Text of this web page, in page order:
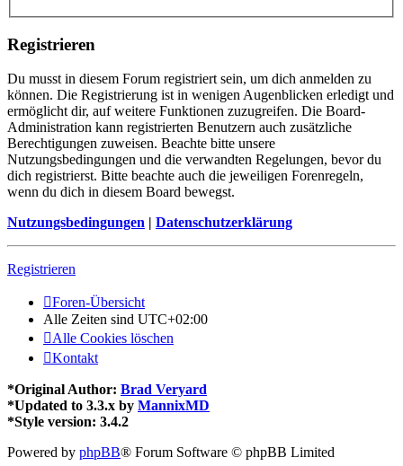
Registrieren
Du musst in diesem Forum registriert sein, um dich anmelden zu
können. Die Registrierung ist in wenigen Augenblicken erledigt und
ermöglicht dir, auf weitere Funktionen zuzugreifen. Die Board-
Administration kann registrierten Benutzern auch zusätzliche
Berechtigungen zuweisen. Beachte bitte unsere
Nutzungsbedingungen und die verwandten Regelungen, bevor du
dich registrierst. Bitte beachte auch die jeweiligen Forenregeln,
wenn du dich in diesem Board bewegst.
Nutzungsbedingungen | Datenschutzerklärung
Registrieren
Foren-Übersicht
Alle Zeiten sind UTC+02:00
Alle Cookies löschen
Kontakt
*Original Author: Brad Veryard
*Updated to 3.3.x by MannixMD
*Style version: 3.4.2
Powered by phpBB® Forum Software © phpBB Limited